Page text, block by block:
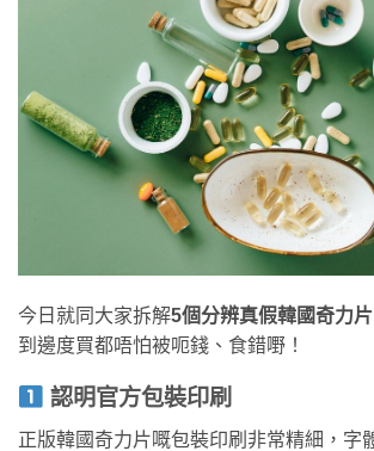
今日就同大家拆解5個分辨真假韓國奇力
到邊度買都唔怕被呃錢、食錯嘢！
認明官方包裝印刷
正版韓國奇力片嘅包裝印刷非常精細，字